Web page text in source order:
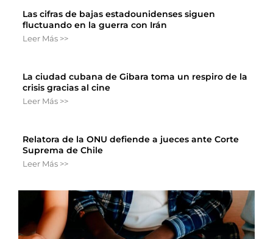
Las cifras de bajas estadounidenses siguen
fluctuando en la guerra con Irán
Leer Más >>
La ciudad cubana de Gibara toma un respiro de la
crisis gracias al cine
Leer Más >>
Relatora de la ONU defiende a jueces ante Corte
Suprema de Chile
Leer Más >>